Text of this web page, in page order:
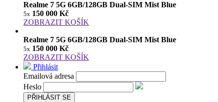
Realme 7 5G 6GB/128GB Dual-SIM Mist Blue
5x 150 000 Kč
ZOBRAZIT KOŠÍK
Realme 7 5G 6GB/128GB Dual-SIM Mist Blue
5x 150 000 Kč
ZOBRAZIT KOŠÍK
Přihlásit
Emailová adresa
Heslo
PŘIHLÁSIT SE